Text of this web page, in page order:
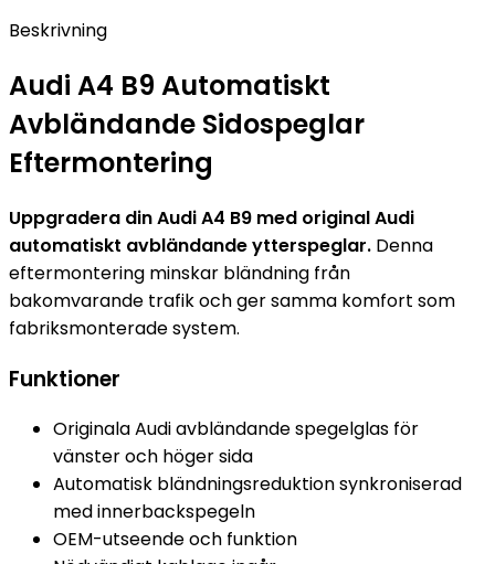
Beskrivning
Audi A4 B9 Automatiskt
Avbländande Sidospeglar
Eftermontering
Uppgradera din Audi A4 B9 med original Audi
automatiskt avbländande ytterspeglar. Denna
eftermontering minskar bländning från
bakomvarande trafik och ger samma komfort som
fabriksmonterade system.
Funktioner
Originala Audi avbländande spegelglas för
vänster och höger sida
Automatisk bländningsreduktion synkroniserad
med innerbackspegeln
OEM-utseende och funktion